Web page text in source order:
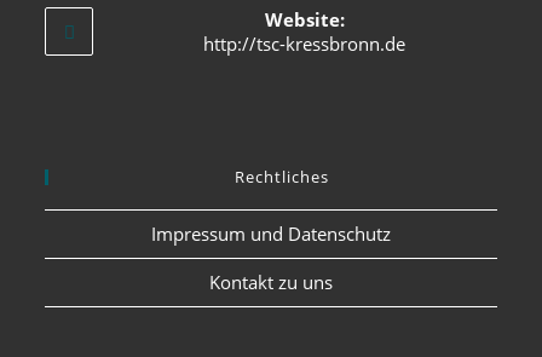
Website:
http://tsc-kressbronn.de
Rechtliches
Impressum und Datenschutz
Kontakt zu uns